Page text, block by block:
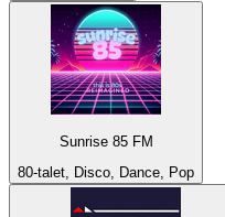
Sunrise 85 FM
80-talet, Disco, Dance, Pop